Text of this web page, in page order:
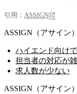
引用： ASSIGN
ASSIGN（アサイン
ハイエンド向け
担当者の対応が
求人数が少ない
ASSIGN（アサイン